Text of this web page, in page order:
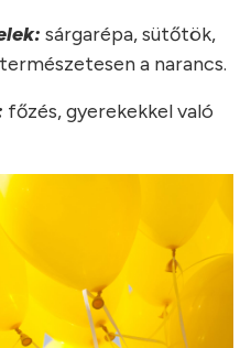
sárgarépa, sütőtök,
a narancs.
főzés, gyerekekkel való